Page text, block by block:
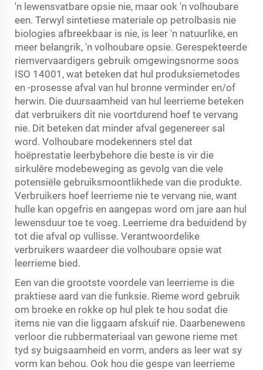
'n lewensvatbare opsie nie, maar ook 'n volhoubare
een. Terwyl sintetiese materiale op petrolbasis nie
biologies afbreekbaar is nie, is leer 'n natuurlike, en
meer belangrik, 'n volhoubare opsie. Gerespekteerde
riemvervaardigers gebruik omgewingsnorme soos
ISO 14001, wat beteken dat hul produksiemetodes
en -prosesse afval van hul bronne verminder en/of
herwin. Die duursaamheid van hul leerrieme beteken
dat verbruikers dit nie voortdurend hoef te vervang
nie. Dit beteken dat minder afval gegenereer sal
word. Volhoubare modekenners stel dat
hoëprestatie leerbybehore die beste is vir die
sirkulêre modebeweging as gevolg van die vele
potensiële gebruiksmoontlikhede van die produkte.
Verbruikers hoef leerrieme nie te vervang nie, want
hulle kan opgefris en aangepas word om jare aan hul
lewensduur toe te voeg. Leerrieme dra beduidend by
tot die afval op vullisse. Verantwoordelike
verbruikers waardeer die volhoubare opsie wat
leerrieme bied.
Een van die grootste voordele van leerrieme is die
praktiese aard van die funksie. Rieme word gebruik
om broeke en rokke op hul plek te hou sodat die
items nie van die liggaam afskuif nie. Daarbenewens
verloor die rubbermateriaal van gewone rieme met
tyd sy buigsaamheid en vorm, anders as leer wat sy
vorm kan behou. Ook hou die gespe van leerrieme